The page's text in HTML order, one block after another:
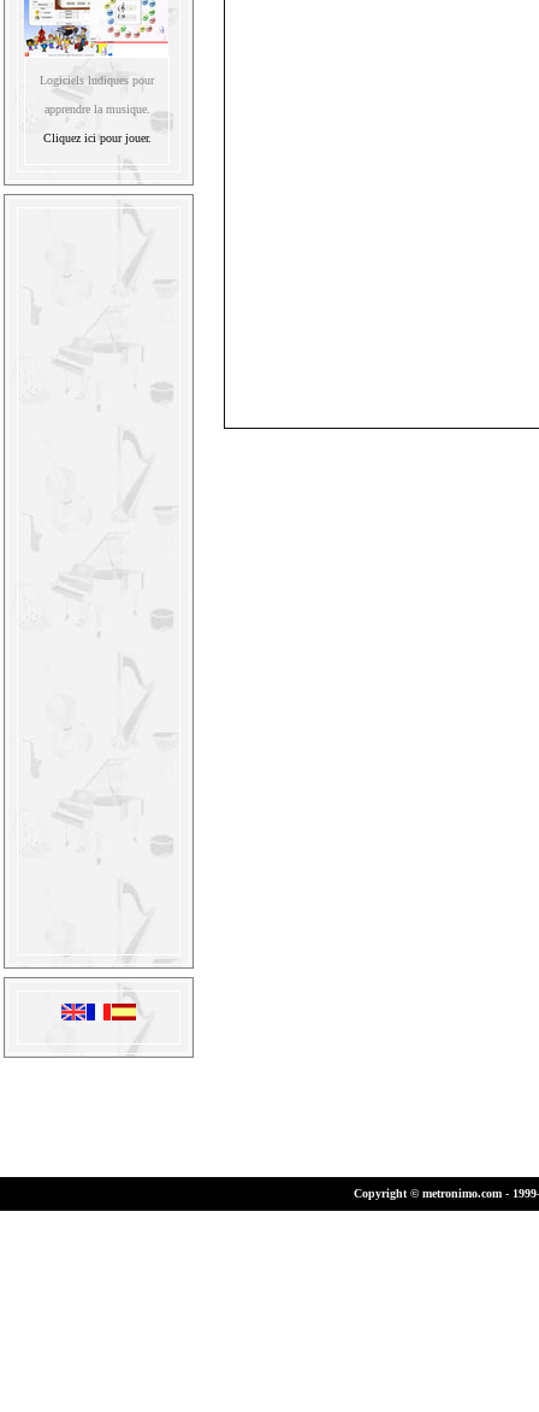
Logiciels ludiques pour
apprendre la musique.
Cliquez ici pour jouer.
Copyright © metronimo.com -